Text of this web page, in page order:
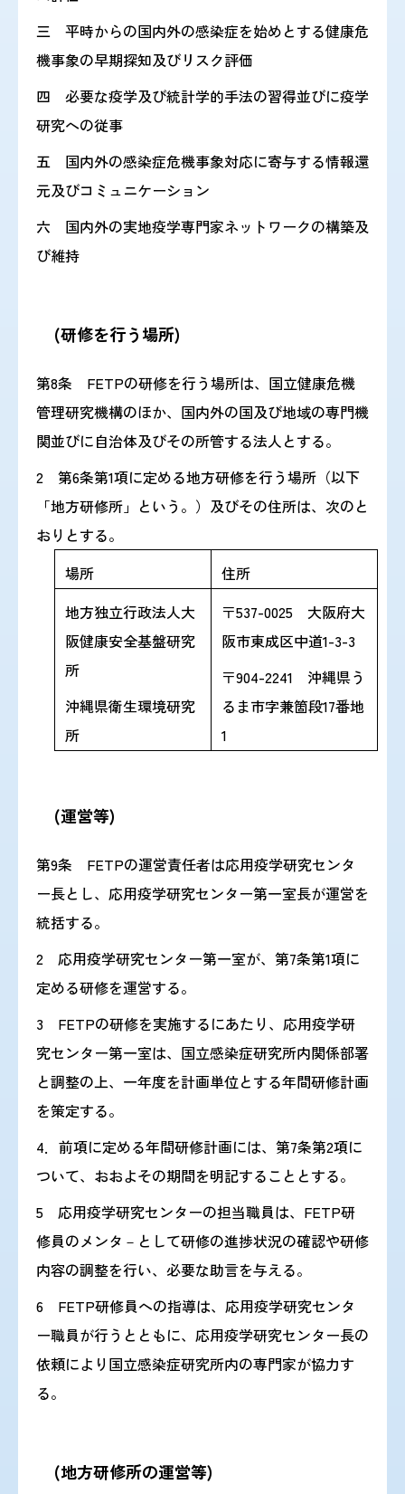
三 平時からの国内外の感染症を始めとする健康危
機事象の早期探知及びリスク評価
四 必要な疫学及び統計学的手法の習得並びに疫学
研究への従事
五 国内外の感染症危機事象対応に寄与する情報還
元及びコミュニケーション
六 国内外の実地疫学専門家ネットワークの構築及
び維持
(研修を行う場所)
第8条 FETPの研修を行う場所は、国立健康危機
管理研究機構のほか、国内外の国及び地域の専門機
関並びに自治体及びその所管する法人とする。
2 第6条第1項に定める地方研修を行う場所（以下
「地方研修所」という。）及びその住所は、次のと
おりとする。
場所
住所
地方独立行政法人大
阪健康安全基盤研究
所
沖縄県衛生環境研究
所
〒537-0025 大阪府大
阪市東成区中道1-3-3
〒904-2241 沖縄県う
るま市字兼箇段17番地
1
(運営等)
第9条 FETPの運営責任者は応用疫学研究センタ
ー長とし、応用疫学研究センター第一室長が運営を
統括する。
2 応用疫学研究センター第一室が、第7条第1項に
定める研修を運営する。
3 FETPの研修を実施するにあたり、応用疫学研
究センター第一室は、国立感染症研究所内関係部署
と調整の上、一年度を計画単位とする年間研修計画
を策定する。
4．前項に定める年間研修計画には、第7条第2項に
ついて、おおよその期間を明記することとする。
5 応用疫学研究センターの担当職員は、FETP研
修員のメンタ－として研修の進捗状況の確認や研修
内容の調整を行い、必要な助言を与える。
6 FETP研修員への指導は、応用疫学研究センタ
ー職員が行うとともに、応用疫学研究センター長の
依頼により国立感染症研究所内の専門家が協力す
る。
(地方研修所の運営等)